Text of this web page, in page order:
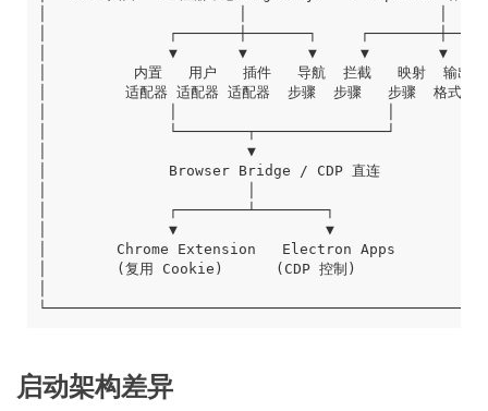
启动架构差异